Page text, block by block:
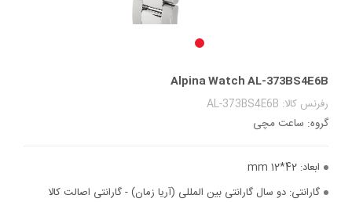
Alpina Watch AL-373BS4E6B
رفرنس کالا: AL-373BS4E6B
گروه: ساعت مچی
ابعاد:
گارانتی: دو سال گارانتی بین المللی (آریا زمان) - گارانتی اصالت کالا